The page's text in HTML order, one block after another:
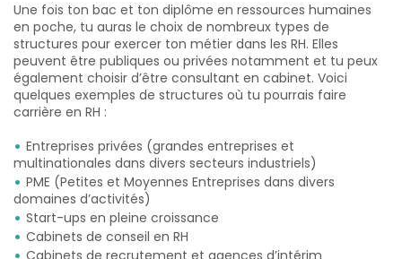
Une fois ton bac et ton diplôme en ressources humaines
en poche, tu auras le choix de nombreux types de
structures pour exercer ton métier dans les RH. Elles
peuvent être publiques ou privées notamment et tu peux
également choisir d’être consultant en cabinet. Voici
quelques exemples de structures où tu pourrais faire
carrière en RH :
Entreprises privées (grandes entreprises et
multinationales dans divers secteurs industriels)
PME (Petites et Moyennes Entreprises dans divers
domaines d’activités)
Start-ups en pleine croissance
Cabinets de conseil en RH